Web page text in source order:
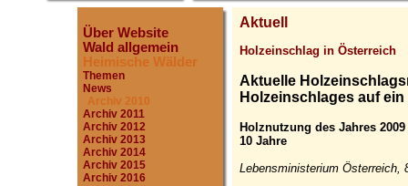
Über Website
Wald allgemein
Heimische Wälder
Themen
News
Archiv 2010
Archiv 2011
Archiv 2012
Archiv 2013
Archiv 2014
Archiv 2015
Archiv 2016
Aktuell
Holzeinschlag in Österreich
Aktuelle
Holzeinschlages auf
Holznutzung des Jahres
10 Jahre
Lebensministerium Österreich,